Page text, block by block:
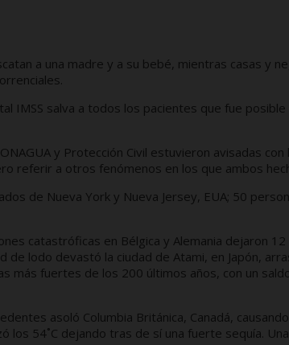
a una madre y a su bebé, mientras casas y
IMSS salva a todos los pacientes que fue posible
y Protección Civil estuvieron avisadas
referir a otros fenómenos en los que ambos
de Nueva York y Nueva Jersey, EUA; 50
catastróficas en Bélgica y Alemania dejaron
de lodo devastó la ciudad de Atami, en Japón,
más fuertes de los 200 últimos años, con un
asoló Columbia Británica, Canadá,
los 54˚C dejando tras de sí una fuerte sequía.